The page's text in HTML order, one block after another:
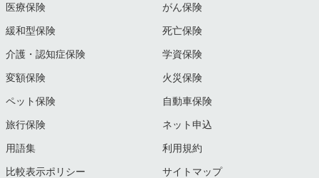
医療保険 がん保険
緩和型保険 死亡保険
介護・認知症保険 学資保険
変額保険 火災保険
ペット保険 自動車保険
旅行保険 ネット申込
用語集 利用規約
比較表示ポリシー サイトマップ